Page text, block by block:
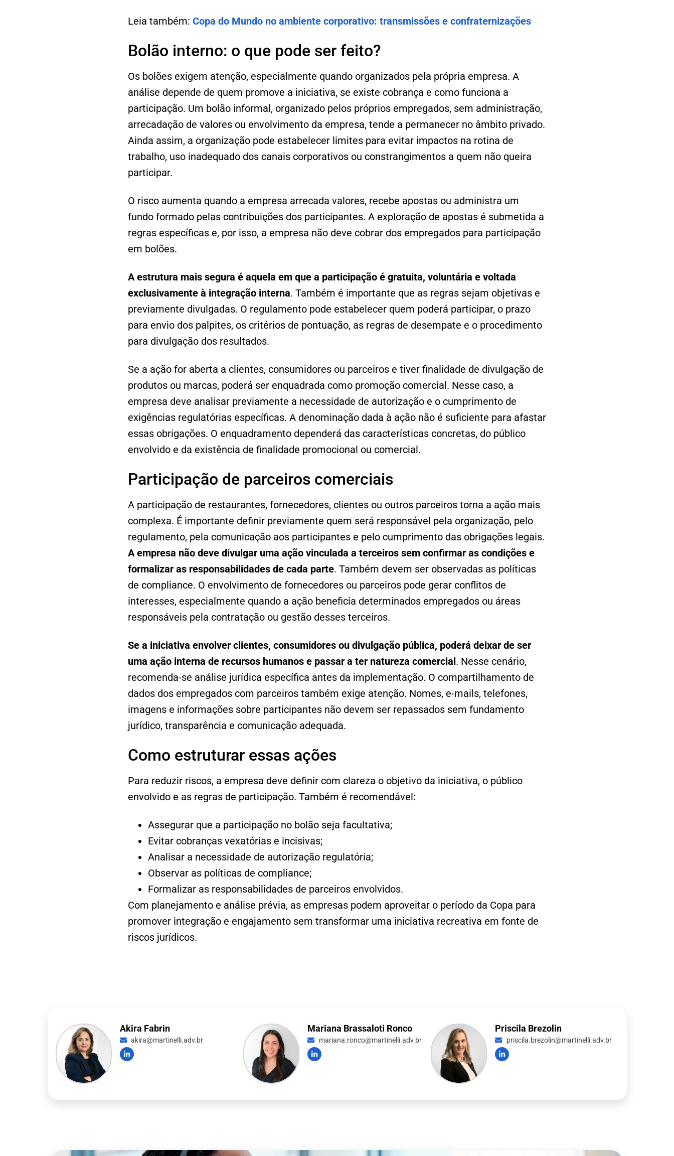
Leia também: Copa do Mundo no ambiente corporativo: transmissões e confraternizações
Bolão interno: o que pode ser feito?
Os bolões exigem atenção, especialmente quando organizados pela própria empresa. A
análise depende de quem promove a iniciativa, se existe cobrança e como funciona a
participação. Um bolão informal, organizado pelos próprios empregados, sem administração,
arrecadação de valores ou envolvimento da empresa, tende a permanecer no âmbito privado.
Ainda assim, a organização pode estabelecer limites para evitar impactos na rotina de
trabalho, uso inadequado dos canais corporativos ou constrangimentos a quem não queira
participar.
O risco aumenta quando a empresa arrecada valores, recebe apostas ou administra um
fundo formado pelas contribuições dos participantes. A exploração de apostas é submetida a
regras específicas e, por isso, a empresa não deve cobrar dos empregados para participação
em bolões.
A estrutura mais segura é aquela em que a participação é gratuita, voluntária e voltada
exclusivamente à integração interna. Também é importante que as regras sejam objetivas e
previamente divulgadas. O regulamento pode estabelecer quem poderá participar, o prazo
para envio dos palpites, os critérios de pontuação, as regras de desempate e o procedimento
para divulgação dos resultados.
Se a ação for aberta a clientes, consumidores ou parceiros e tiver finalidade de divulgação de
produtos ou marcas, poderá ser enquadrada como promoção comercial. Nesse caso, a
empresa deve analisar previamente a necessidade de autorização e o cumprimento de
exigências regulatórias específicas. A denominação dada à ação não é suficiente para afastar
essas obrigações. O enquadramento dependerá das características concretas, do público
envolvido e da existência de finalidade promocional ou comercial.
Participação de parceiros comerciais
A participação de restaurantes, fornecedores, clientes ou outros parceiros torna a ação mais
complexa. É importante definir previamente quem será responsável pela organização, pelo
regulamento, pela comunicação aos participantes e pelo cumprimento das obrigações legais.
A empresa não deve divulgar uma ação vinculada a terceiros sem confirmar as condições e
formalizar as responsabilidades de cada parte. Também devem ser observadas as políticas
de compliance. O envolvimento de fornecedores ou parceiros pode gerar conflitos de
interesses, especialmente quando a ação beneficia determinados empregados ou áreas
responsáveis pela contratação ou gestão desses terceiros.
Se a iniciativa envolver clientes, consumidores ou divulgação pública, poderá deixar de ser
uma ação interna de recursos humanos e passar a ter natureza comercial. Nesse cenário,
recomenda-se análise jurídica específica antes da implementação. O compartilhamento de
dados dos empregados com parceiros também exige atenção. Nomes, e-mails, telefones,
imagens e informações sobre participantes não devem ser repassados sem fundamento
jurídico, transparência e comunicação adequada.
Como estruturar essas ações
Para reduzir riscos, a empresa deve definir com clareza o objetivo da iniciativa, o público
envolvido e as regras de participação. Também é recomendável:
Assegurar que a participação no bolão seja facultativa;
Evitar cobranças vexatórias e incisivas;
Analisar a necessidade de autorização regulatória;
Observar as políticas de compliance;
Formalizar as responsabilidades de parceiros envolvidos.
Com planejamento e análise prévia, as empresas podem aproveitar o período da Copa para
promover integração e engajamento sem transformar uma iniciativa recreativa em fonte de
riscos jurídicos.
Akira Fabrin
akira@martinelli.adv.br
Mariana Brassaloti Ronco
mariana.ronco@martinelli.adv.br
Priscila Brezolin
priscila.brezolin@martinelli.adv.br